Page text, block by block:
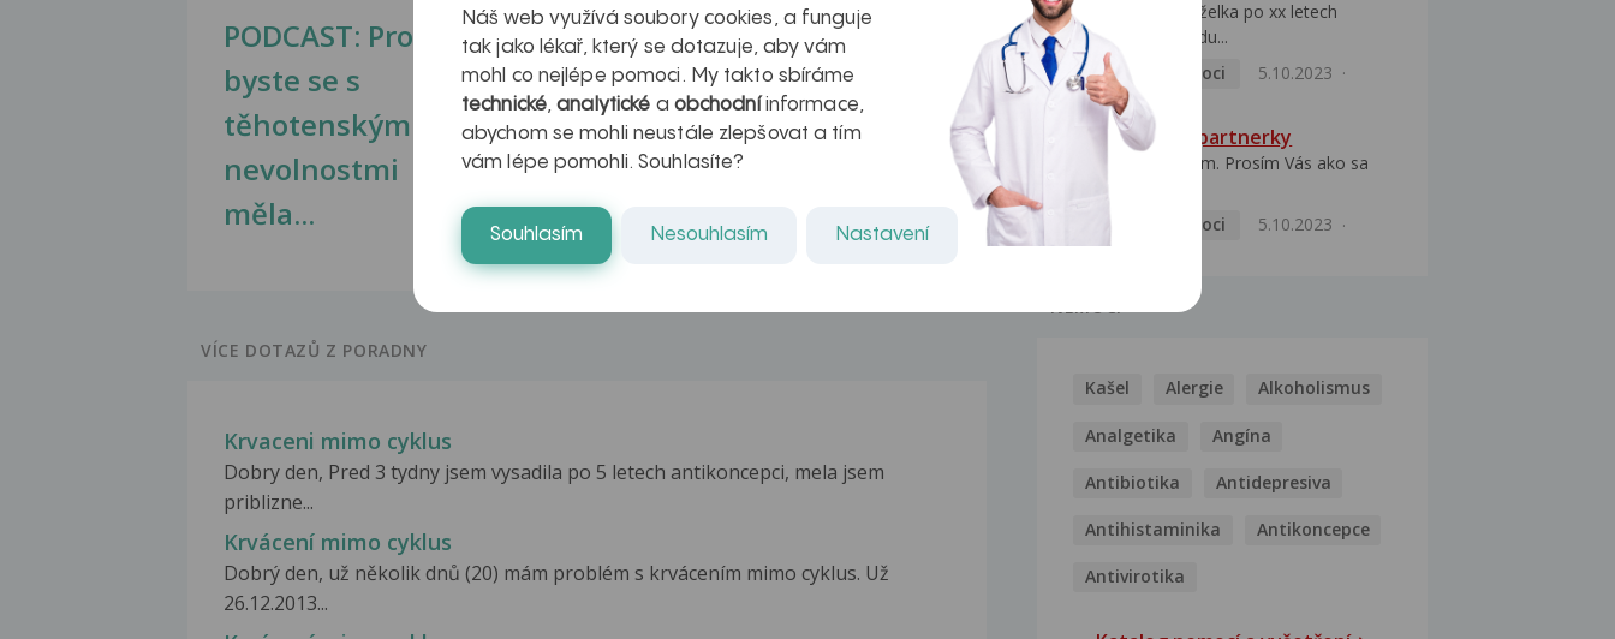
PODCAST: Proč
byste se s
těhotenskými
nevolnostmi
měla...
Ztukovatění
jater v datech a
obrazech
Inovativní
léčba
myastenie –
naděje pro ty,
VÍCE DOTAZŮ Z PORADNY
Krvaceni mimo cyklus
Dobry den, Pred 3 tydny jsem vysadila po 5 letech antikoncepci, mela jsem
priblizne...
Krvácení mimo cyklus
Dobrý den, už několik dnů (20) mám problém s krvácením mimo cyklus. Už
26.12.2013...
Dobrý den, manželka po xx letech
přivezla z Východu...
Pohlavní nemoci
5.10.2023
HPV typ 52 u partnerky
Dobrý deň prajem. Prosím Vás ako sa
Pohlavní nemoci
5.10.2023
NEMOCI
Kašel Alergie Alkoholismus
Analgetika Angína
Antibiotika Antidepresiva
Antihistaminika Antikoncepce
Antivirotika
Náš web využívá soubory cookies, a funguje
tak jako lékař, který se dotazuje, aby vám
mohl co nejlépe pomoci. My takto sbíráme
technické,analytické a obchodníinformace,
abychom se mohli neustále zlepšovat a tím
vám lépe pomohli. Souhlasíte?
Souhlasím Nesouhlasím Nastavení